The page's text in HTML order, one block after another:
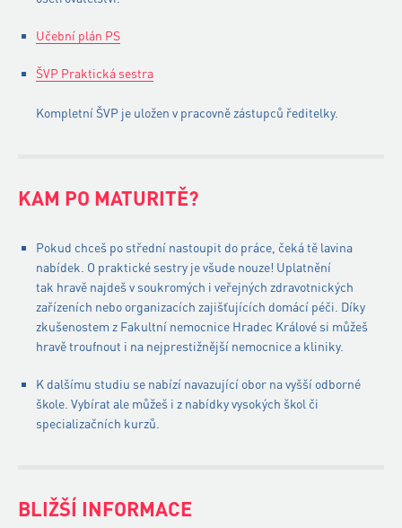
Učební plán PS
ŠVP Praktická sestra
Kompletní ŠVP je uložen v pracovně zástupců ředitelky.
KAM PO MATURITĚ?
Pokud chceš po střední nastoupit do práce, čeká tě lavina
nabídek. O praktické sestry je všude nouze! Uplatnění
tak hravě najdeš v soukromých i veřejných zdravotnických
zařízeních nebo organizacích zajišťujících domácí péči. Díky
zkušenostem z Fakultní nemocnice Hradec Králové si můžeš
hravě troufnout i na nejprestižnější nemocnice a kliniky.
K dalšímu studiu se nabízí navazující obor na vyšší odborné
škole. Vybírat ale můžeš i z nabídky vysokých škol či
specializačních kurzů.
BLIŽŠÍ INFORMACE